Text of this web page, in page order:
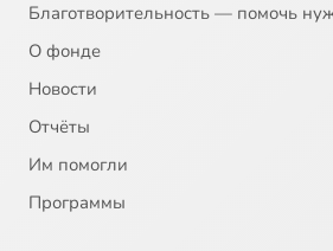
Благотворительность — помочь
О фонде
Новости
Отчёты
Им помогли
Программы